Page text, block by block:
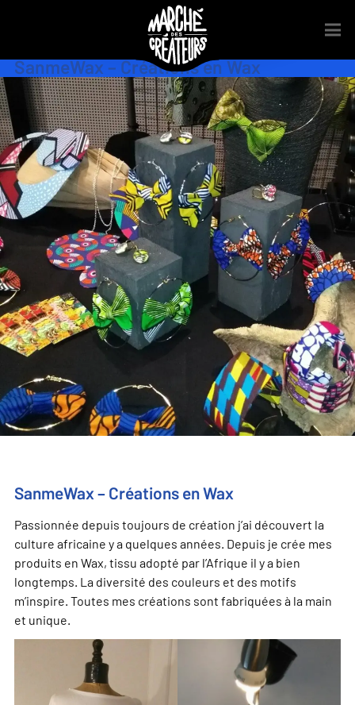
SanmeWax – Créations en Wax
Boutiques,Couture
Wax
SanmeWax – Créations en Wax
Passionnée depuis toujours de création j’ai découvert la
culture africaine y a quelques années. Depuis je crée mes
produits en Wax, tissu adopté par l’Afrique il y a bien
longtemps. La diversité des couleurs et des motifs
m’inspire. Toutes mes créations sont fabriquées à la main
et unique.